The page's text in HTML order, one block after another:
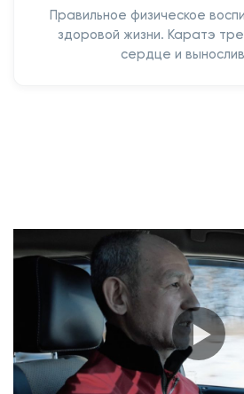
Правильное физическое
здоровой жизни. Каратэ
сердце и